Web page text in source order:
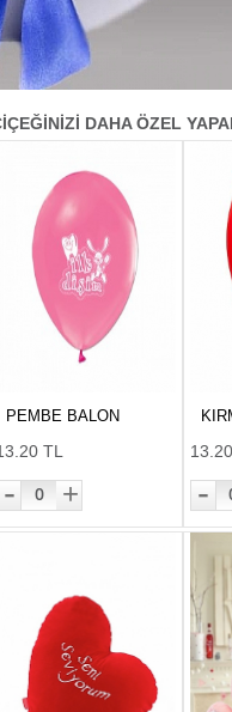
DAHA ÖZEL
PEMBE BALON
TL
- 0 + -